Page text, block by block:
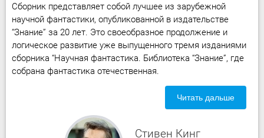
Сборник представляет собой лучшее из зарубежной
научной фантастики, опубликованной в издательстве
“Знание” за 20 лет. Это своеобразное продолжение и
логическое развитие уже выпущенного тремя изданиями
сборника “Научная фантастика. Библиотека “Знание”, где
собрана фантастика отечественная.
Читать дальше
Стивен Кинг